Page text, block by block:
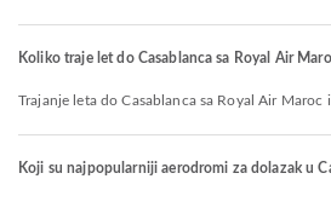
Koliko traje let do Casablanca sa Royal Air
Trajanje leta do Casablanca sa Royal Air
Koji su najpopularniji aerodromi za dolazak u